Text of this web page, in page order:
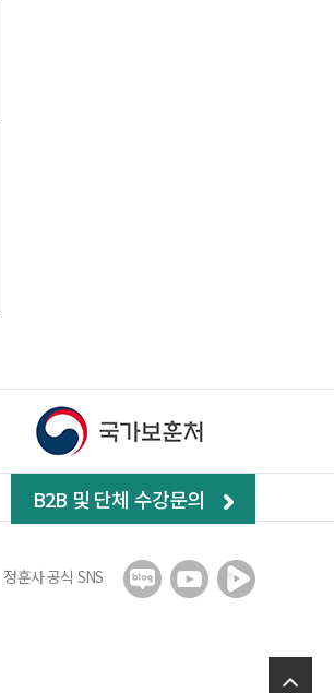
B2B 및 단체 수강문의
정훈사 공식 SNS